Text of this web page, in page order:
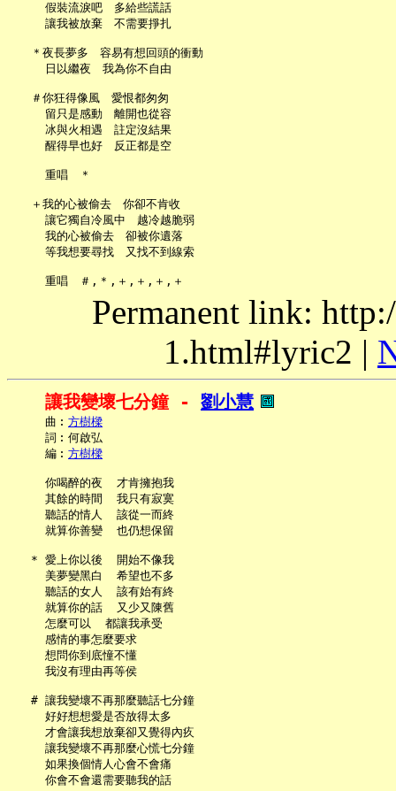
     假裝流淚吧　多給些謊話
     讓我被放棄　不需要掙扎
   ＊夜長夢多　容易有想回頭的衝動
     日以繼夜　我為你不自由
   ＃你狂得像風　愛恨都匆匆
     留只是感動　離開也從容
     冰與火相遇　註定沒結果
     醒得早也好　反正都是空
     重唱　＊
   ＋我的心被偷去　你卻不肯收
     讓它獨自冷風中　越冷越脆弱
     我的心被偷去　卻被你遺落
     等我想要尋找　又找不到線索
Permanent link:
1.html#lyric2 |
讓我變壞七分鐘 - 劉小慧
     曲︰
方樹樑
     詞︰何啟弘
     編︰
方樹樑
     你喝醉的夜  才肯擁抱我
     其餘的時間  我只有寂寞
     聽話的情人  該從一而終
     就算你善變  也仍想保留
   * 愛上你以後  開始不像我
     美夢變黑白  希望也不多
     聽話的女人  該有始有終
     就算你的話  又少又陳舊
     怎麼可以  都讓我承受
     感情的事怎麼要求
     想問你到底憧不懂
     我沒有理由再等侯
   # 讓我變壞不再那麼聽話七分鐘
     好好想想愛是否放得太多
     才會讓我想放棄卻又覺得內疚
     讓我變壞不再那麼心慌七分鐘
     如果換個情人心會不會痛